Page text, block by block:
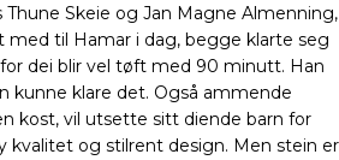
Skeie og Jan Magne Almenning,
med til Hamar i dag, begge klarte seg
dei blir vel tøft med 90 minutt. Han
kunne klare det. Også ammende
kost, vil utsette sitt diende barn for
kvalitet og stilrent design. Men stein er